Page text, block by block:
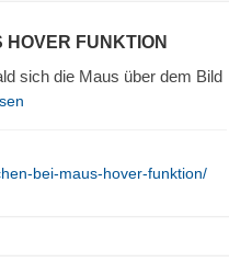
FUNKTION
sich die Maus über dem Bild
bei-maus-hover-funktion/